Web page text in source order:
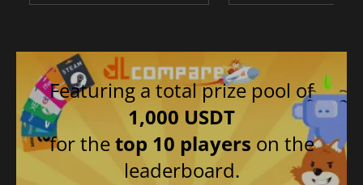
Featuring a total prize pool of
1,000 USDT
for thetop 10 players on the
leaderboard.